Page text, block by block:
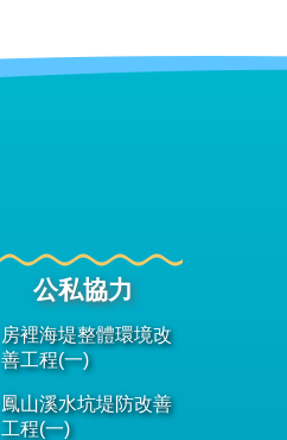
公私協力
房裡海堤整體環境改
善工程(一)
鳳山溪水坑堤防改善
工程(一)